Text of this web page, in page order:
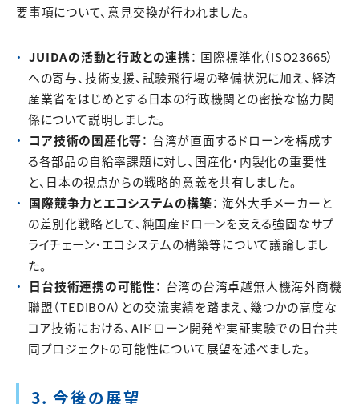
要事項について、意見交換が行われました。
JUIDAの活動と行政との連携： 国際標準化（ISO23665）
への寄与、技術支援、試験飛行場の整備状況に加え、経済
産業省をはじめとする日本の行政機関との密接な協力関
係について説明しました。
コア技術の国産化等： 台湾が直面するドローンを構成す
る各部品の自給率課題に対し、国産化・内製化の重要性
と、日本の視点からの戦略的意義を共有しました。
国際競争力とエコシステムの構築： 海外大手メーカーと
の差別化戦略として、純国産ドローンを支える強固なサプ
ライチェーン・エコシステムの構築等について議論しまし
た。
日台技術連携の可能性： 台湾の台湾卓越無人機海外商機
聯盟（TEDIBOA）との交流実績を踏まえ、幾つかの高度な
コア技術における、AIドローン開発や実証実験での日台共
同プロジェクトの可能性について展望を述べました。
3. 今後の展望